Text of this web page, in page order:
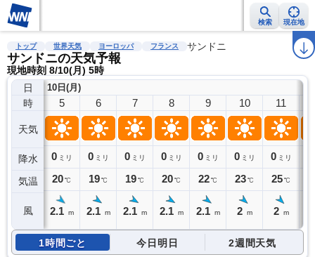
検索 現在地
雨雲レーダー 台風情報 地震情報 警報・注意報 ラ
トップ 世界天気 ヨーロッパ フランス サンドニ
サンドニの天気予報
現地時刻 8/10(月) 5時
日
時
天気
降水
気温
風
10日(月)
5
0 ミリ
20℃
2.1 m
6
0 ミリ
19℃
2.1 m
7
0 ミリ
19℃
2.1 m
8
0 ミリ
20℃
2.1 m
9
0 ミリ
22℃
2.1 m
10
0 ミリ
23℃
2 m
11
0 ミリ
25℃
2 m
1時間ごと 今日明日 2週間天気